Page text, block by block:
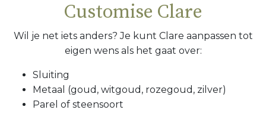
Customise Clare
Wil je net iets anders? Je kunt Clare aanpassen tot
eigen wens als het gaat over:
Sluiting
Metaal (goud, witgoud, rozegoud, zilver)
Parel of steensoort